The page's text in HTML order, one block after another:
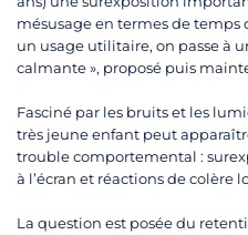
mésusage en termes de temps
un usage utilitaire, on passe à
calmante », proposé puis
Fasciné par les bruits et les
très jeune enfant peut
trouble comportemental :
à l’écran et réactions de colère
La question est posée du